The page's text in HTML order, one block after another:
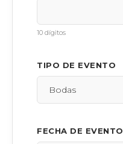
10 dígitos
TIPO DE EVENTO
FECHA DE EVENTO